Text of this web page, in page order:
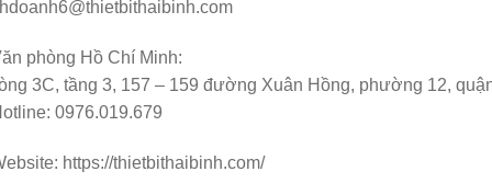
phòng Hồ Chí Minh:
3C, tầng 3, 157 – 159 đường Xuân Hồng, phường 12,
0976.019.679
https://thietbithaibinh.com/